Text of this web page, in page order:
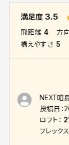
満足度3.5
飛距離 4 方
構えやすさ 5
NEXT昭
投稿日：
ロフト： 21
フレックス